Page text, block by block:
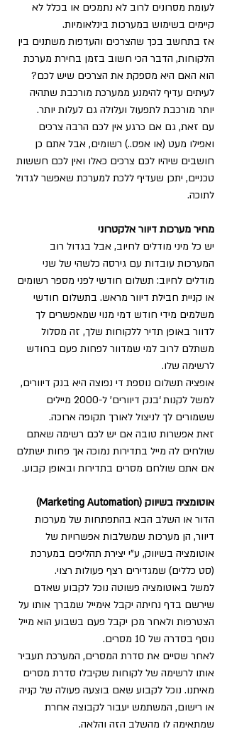
לעומת מסרונים לרוב לא נתמכים או בכלל לא
קיימים בשימוש במערכות בינלאומיות.
אז בתחשב בכך שהצרכים והעדפות משתנים בין
הלקוחות, הדבר הכי חשוב בזמן בחירת מערכת
הוא האם היא מספקת את הצרכים שיש לכם?
לעיתים עדיף להימנע ממערכת מורכבת שתהיה
יותר מורכבת לתפעול ועלולה גם לעלות יותר.
עם זאת, גם אם כרגע אין לכם הרבה צרכים
ואפילו מעט (או אפס..) רשומים, אבל אתם כן
חושבים שיהיו לכם צרכים כאלו ואין לכם חששות
טכניים, יתכן שעדיף ללכת למערכת שאפשר לגדול
לתוכה.
מחיר מערכות דיוור אלקטרוני
יש כל מיני מודלים לחיוב, אבל בגדול רוב
המערכות עובדות עם גירסה כלשהי של שני
מודלים לחיוב: תשלום חודשי לפני מספר רשומים
או קניית חבילת דיוור מראש. בתשלום חודשי
משלמים מידי חודש דמי מנוי שמאפשרים לך
לדוור באופן תדיר ללקוחות שלך, זה מסלול
משתלם לרוב למי שמדוור לפחות פעם בחודש
לרשימה שלו.
אופציה תשלום נוספת די נפוצה היא בנק דיוורים,
למשל לקנות ‘בנק דיוורים’ ל-2000 מיילים
ששמורים לך לניצול לאורך תקופה ארוכה.
זאת אפשרות טובה אם יש לכם רשימה שאתם
שולחים לה מייל בתדירות נמוכה אך פחות ישתלם
אם אתם שולחם מסרים בתדירות ובאופן קבוע.
אוטומציה בשיווק (Marketing Automation)
הדור או השלב הבא בהתפתחות של מערכות
דיוור, הן מערכות שמשלבות אפשרויות של
אוטומציה בשיווק, ע”י יצירת תהליכים במערכת
(סט כללים) שמגדירים רצף פעולות רצוי.
למשל באוטומציה פשוטה נוכל לקבוע שאדם
שירשם בדף נחיתה יקבל אימייל שמברך אותו על
הצטרפות ולאחר מכן יקבל פעם בשבוע הוא מייל
נוסף בסדרה של 10 מסרים.
לאחר שסיים את סדרת המסרים, המערכת תעביר
אותו לרשימה של לקוחות שקיבלו סדרת מסרים
מאיתנו. נוכל לקבוע שאם בוצעה פעולה של קניה
או רישום, המשתמש יעבור לקבוצה אחרת
שמתאימה לו מהשלב הזה והלאה.